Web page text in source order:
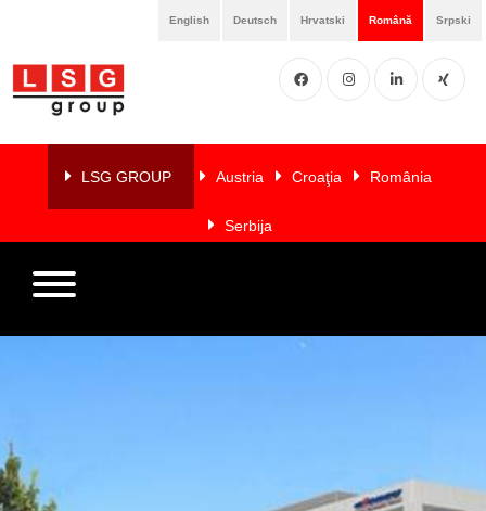
Home
Despre
noi
Servicii
NEWS
English Deutsch Hrvatski Română Srpski
FacebookInstgramLinkedINXING
LSG GROUP Austria Croaţia România
Serbija